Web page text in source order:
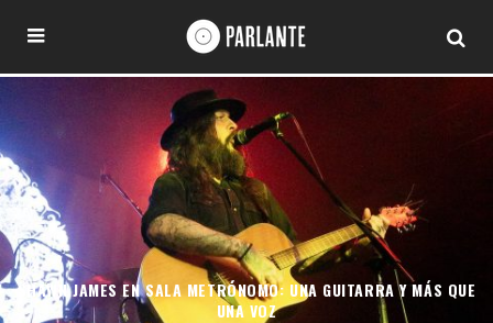
SHAWN JAMES EN SALA METRÓNOMO: UNA GUITARRA Y MÁS QUE
UNA VOZ